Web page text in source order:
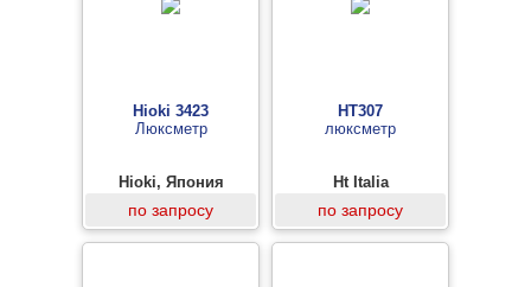
Hioki 3423
Люксметр
Hioki, Япония
по запросу
HT307
люксметр
Ht Italia
по запросу